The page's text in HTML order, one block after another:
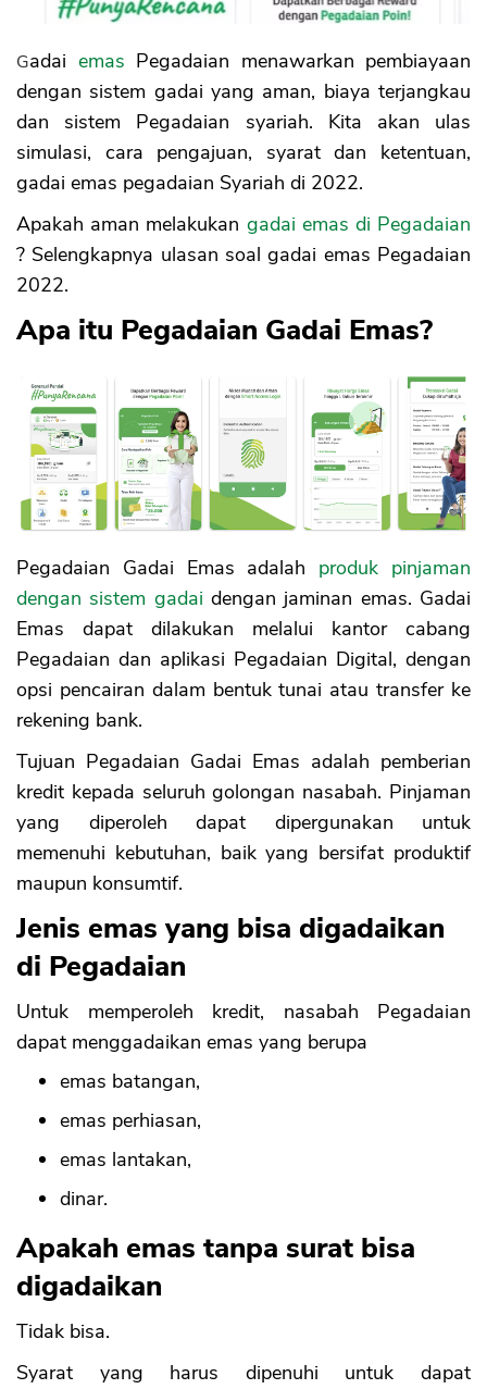
Cara Simulasi Gadai Emas di Pegadaian
Pegadaian
Kelebihan Gadai Emas di Pegadaian
Kekurangan Gadai Emas di Pegadaian
Gadai emas Pegadaian menawarkan pembiayaan
dengan sistem gadai yang aman, biaya terjangkau
dan sistem Pegadaian syariah. Kita akan ulas
simulasi, cara pengajuan, syarat dan ketentuan,
gadai emas pegadaian Syariah di 2022.
Apakah aman melakukan gadai emas di Pegadaian
? Selengkapnya ulasan soal gadai emas Pegadaian
2022.
Apa itu Pegadaian Gadai Emas?
Pegadaian Gadai Emas adalah produk pinjaman
dengan sistem gadai dengan jaminan emas. Gadai
Emas dapat dilakukan melalui kantor cabang
Pegadaian dan aplikasi Pegadaian Digital, dengan
opsi pencairan dalam bentuk tunai atau transfer ke
rekening bank.
Tujuan Pegadaian Gadai Emas adalah pemberian
kredit kepada seluruh golongan nasabah. Pinjaman
yang diperoleh dapat dipergunakan untuk
memenuhi kebutuhan, baik yang bersifat produktif
maupun konsumtif.
Jenis emas yang bisa digadaikan
di Pegadaian
Untuk memperoleh kredit, nasabah Pegadaian
dapat menggadaikan emas yang berupa
emas batangan,
emas perhiasan,
emas lantakan,
dinar.
Apakah emas tanpa surat bisa
digadaikan
Tidak bisa.
Syarat yang harus dipenuhi untuk dapat